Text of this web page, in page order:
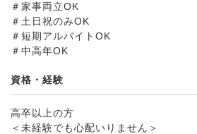
＃家事両立OK
＃土日祝のみOK
＃短期アルバイトOK
＃中高年OK
資格・経験
高卒以上の方
＜未経験でも心配いりません＞